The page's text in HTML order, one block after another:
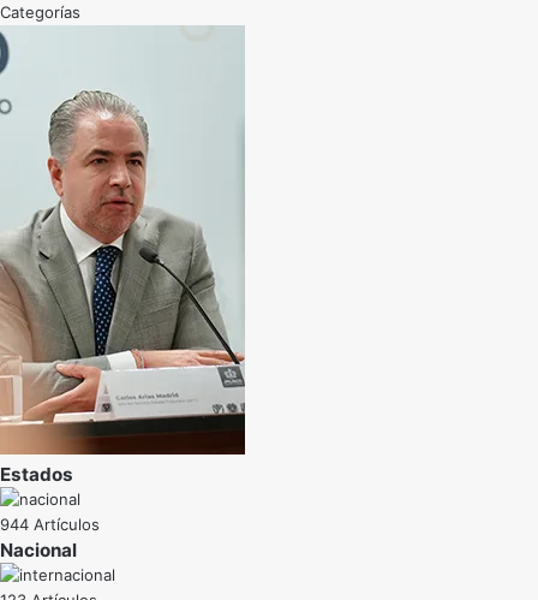
Categorías
Estados
944 Artículos
Nacional